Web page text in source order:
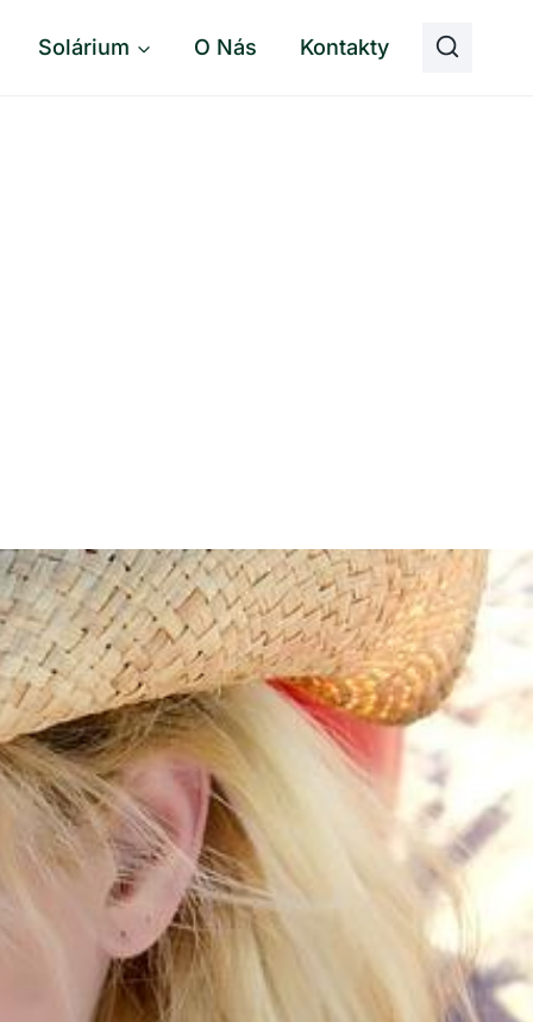
Solárium O Nás Kontakty